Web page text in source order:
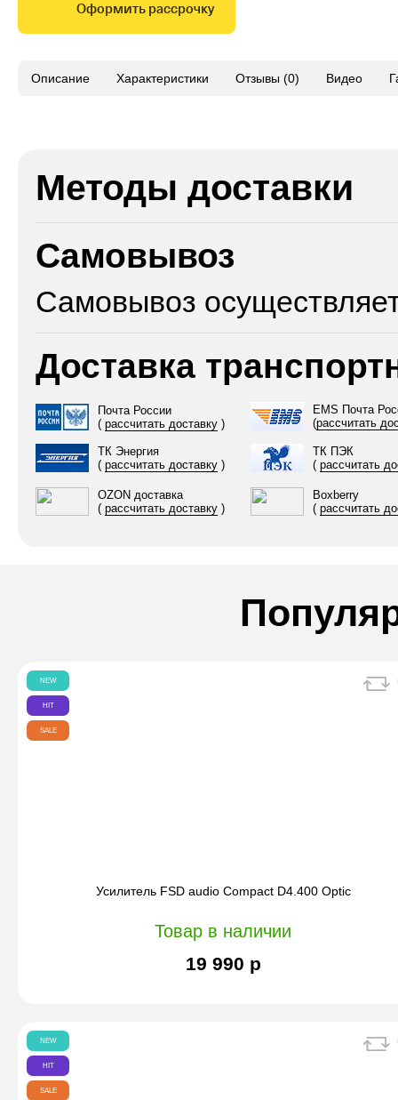
Методы доставки
Самовывоз
Самовывоз
Доставка
Почта России
( рассчитать доставку )
EMS Почта
(рассчитать
ТК Энергия
( рассчитать доставку )
ТК ПЭК
( рассчитать
OZON доставка
( рассчитать доставку )
Boxberry
( рассчитать
Оформить рассрочку
Описание Характеристики Отзывы (0) Видео
Усилитель FSD audio Compact D4.400 Optic
Товар в наличии
19 990 р
NEW
HIT
SALE
NEW
HIT
SALE